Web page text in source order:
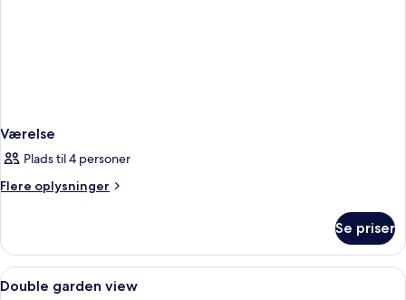
Værelse
Plads til 4 personer
Flere oplysninger
Flere
Se priser
Indlæs
Et hotelværelse med seng, skrivebord
4
Double garden view